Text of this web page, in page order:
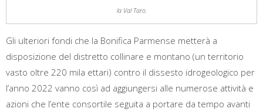
la Val Taro.
Gli ulteriori fondi che la Bonifica Parmense metterà a
disposizione del distretto collinare e montano (un territorio
vasto oltre 220 mila ettari) contro il dissesto idrogeologico per
l’anno 2022 vanno così ad aggiungersi alle numerose attività e
azioni che l’ente consortile seguita a portare da tempo avanti